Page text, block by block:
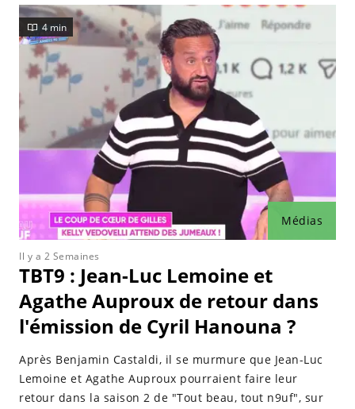
Médias
4 min
Il y a 2 Semaines
TBT9 : Jean-Luc Lemoine et
Agathe Auproux de retour dans
l'émission de Cyril Hanouna ?
Après Benjamin Castaldi, il se murmure que Jean-Luc
Lemoine et Agathe Auproux pourraient faire leur
retour dans la saison 2 de "Tout beau, tout n9uf", sur